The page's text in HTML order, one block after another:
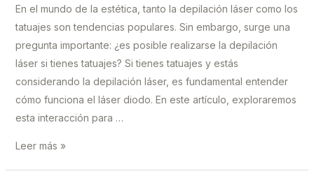
En el mundo de la estética, tanto la depilación láser como los
tatuajes son tendencias populares. Sin embargo, surge una
pregunta importante: ¿es posible realizarse la depilación
láser si tienes tatuajes? Si tienes tatuajes y estás
considerando la depilación láser, es fundamental entender
cómo funciona el láser diodo. En este artículo, exploraremos
esta interacción para …
Depilación
Leer más »